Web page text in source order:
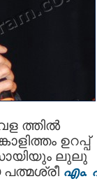
ത്തില്‍
ഉറപ്പ്
ലുലു
പത്മശ്രീ എം.